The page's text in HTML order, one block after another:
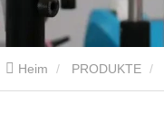
Heim PRODUKTE